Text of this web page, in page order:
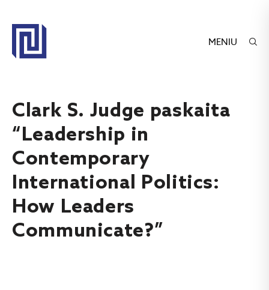
MENIU
Clark S. Judge paskaita
“Leadership in
Contemporary
International Politics:
How Leaders
Communicate?”